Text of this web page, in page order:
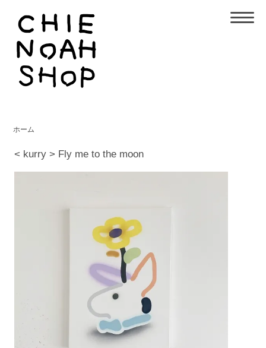
ホーム
< kurry > Fly me to the moon